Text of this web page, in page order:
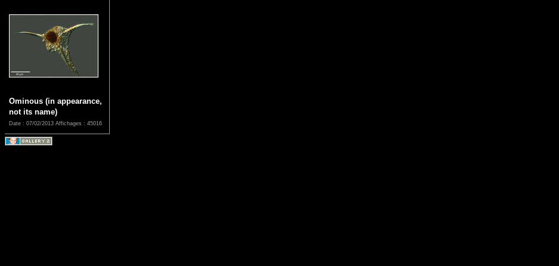
Ominous (in appearance,
not its name)
Date : 07/02/2013 Affichages : 45016